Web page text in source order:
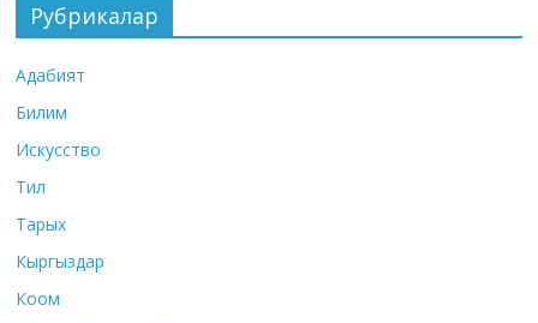
Рубрикалар
Адабият
Билим
Искусство
Тил
Тарых
Кыргыздар
Коом